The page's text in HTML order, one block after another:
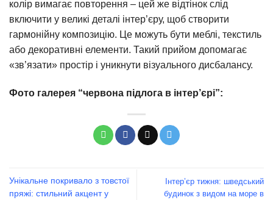
колір вимагає повторення – цей же відтінок слід
включити у великі деталі інтер’єру, щоб створити
гармонійну композицію. Це можуть бути меблі, текстиль
або декоративні елементи. Такий прийом допомагає
«зв’язати» простір і уникнути візуального дисбалансу.
Фото галерея “червона підлога в інтер’єрі”:
Унікальне покривало з товстої
пряжі: стильний акцент у
Інтер’єр тижня: шведський
будинок з видом на море в